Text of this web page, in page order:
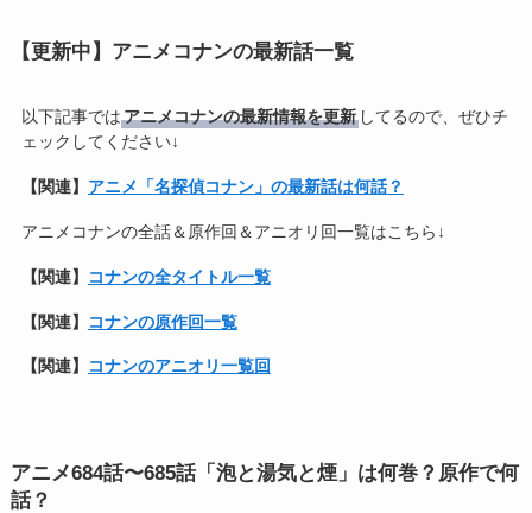
【更新中】アニメコナンの最新話一覧
以下記事ではアニメコナンの最新情報を更新してるので、ぜひチ
ェックしてください↓
【関連】 アニメ「名探偵コナン」の最新話は何話？
アニメコナンの全話＆原作回＆アニオリ回一覧はこちら↓
【関連】 コナンの全タイトル一覧
【関連】 コナンの原作回一覧
【関連】 コナンのアニオリ一覧回
アニメ684話〜685話「泡と湯気と煙」は何巻？原作で何
話？